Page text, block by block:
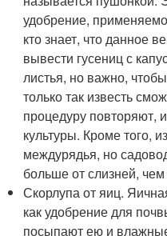
удобрение,
кто знает, что данное
вывести гусениц с
листья, но важно,
только так известь
процедуру повторяют,
культуры. Кроме того,
междурядья, но
больше от слизней, чем
Скорлупа от яиц.
как удобрение для
посыпают ею и